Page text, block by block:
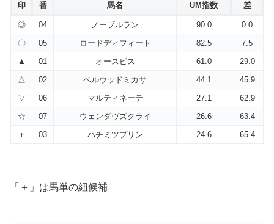
印 番 馬名 UM指数 差
◎ 04 ノーブルラン 90.0
0.0
〇
05 ロードディフィート 82.5
7.5
▲
01 オースピス 61.0
29.0
△
02 ベルウッドミカサ 44.1
45.9
▽
06 マルティネーテ 27.1
62.9
☆
07 ウェンダヴズクライ 26.6
63.4
＋
03 ハチミツプリン 24.6 65.4
「＋」は馬単の紐候補